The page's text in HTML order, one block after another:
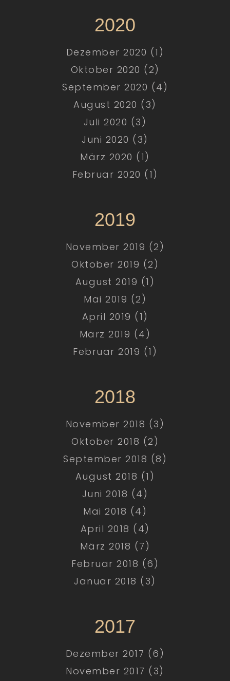
2020
Dezember 2020 (1)
Oktober 2020 (2)
September 2020 (4)
August 2020 (3)
Juli 2020 (3)
Juni 2020 (3)
März 2020 (1)
Februar 2020 (1)
2019
November 2019 (2)
Oktober 2019 (2)
August 2019 (1)
Mai 2019 (2)
April 2019 (1)
März 2019 (4)
Februar 2019 (1)
2018
November 2018 (3)
Oktober 2018 (2)
September 2018 (8)
August 2018 (1)
Juni 2018 (4)
Mai 2018 (4)
April 2018 (4)
März 2018 (7)
Februar 2018 (6)
Januar 2018 (3)
2017
Dezember 2017 (6)
November 2017 (3)